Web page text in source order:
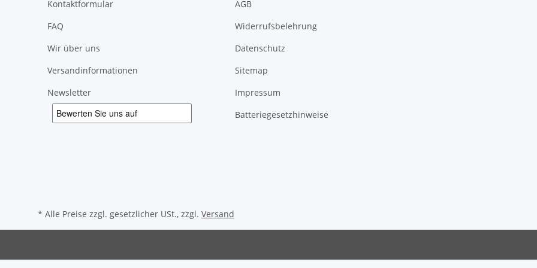
Kontaktformular
FAQ
Wir über uns
Versandinformationen
Newsletter
AGB
Widerrufsbelehrung
Datenschutz
Sitemap
Impressum
Batteriegesetzhinweise
* Alle Preise zzgl. gesetzlicher USt., zzgl. Versand